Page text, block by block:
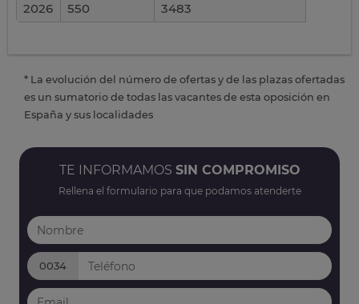
2026
550 3483
* La evolución del número de ofertas y de las plazas ofertadas
es un sumatorio de todas las vacantes de esta oposición en
España y sus localidades
TE INFORMAMOS SIN COMPROMISO
Rellena el formulario para que podamos atenderte
0034